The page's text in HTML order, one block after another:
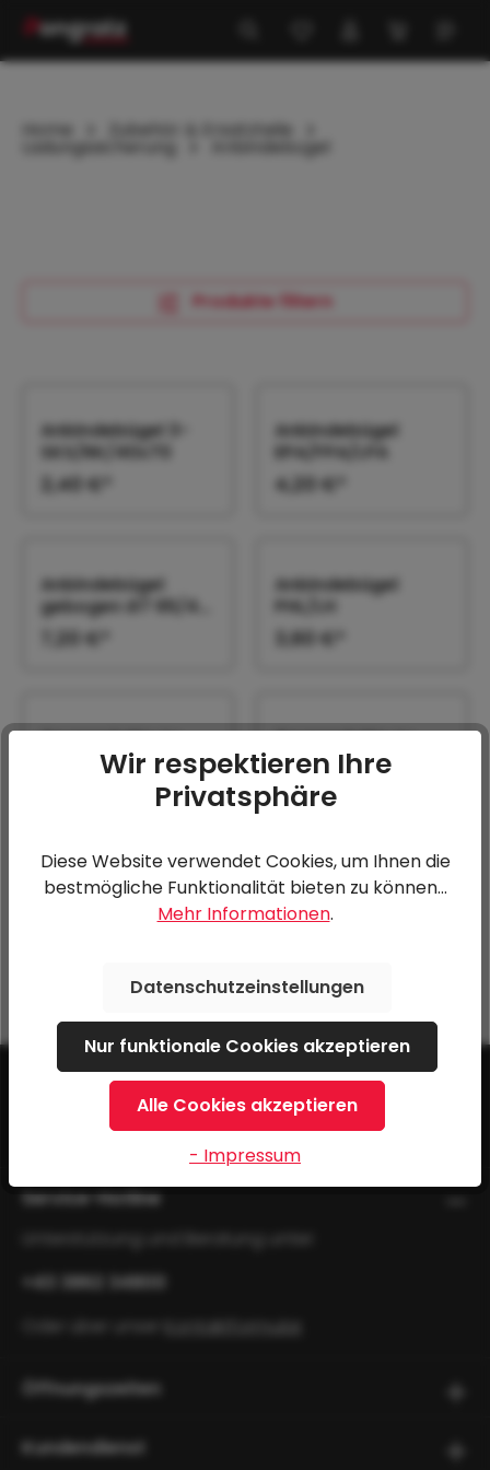
springen
Home Zubehör & Ersatzteile
Ladungssicherung Anbindebügel
Produkte filtern
Anbindebügel 3-
SKS/RK/40x70
2,40 €*
Anbindebügel
EPA/FPA/LPA
4,20 €*
Anbindebügel
gebogen Ø7 65/42
LPA -Alu ab
08/2016
7,20 €*
Anbindebügel
PHL/LH
3,60 €*
Gegenplatte zu
Anbindebügel LPA-
ALU und L-PAT
Gegenplatte zu
Anbindebügel
PHL/LH
2,40 €*
Zurröse klappbar
Service-Hotline
+43 3862 34800
Kontaktformular
Öffnungszeiten
Kundendienst
Wir respektieren Ihre
Privatsphäre
Diese Website verwendet Cookies, um Ihnen die
bestmögliche Funktionalität bieten zu können...
Mehr Informationen.
Datenschutzeinstellungen
Nur funktionale Cookies akzeptieren
Alle Cookies akzeptieren
- Impressum